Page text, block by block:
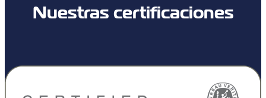
Nuestras certificaciones